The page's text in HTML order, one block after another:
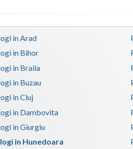
in Arad
in Bihor
in Braila
in Buzau
in Cluj
in Dambovita
in Giurgiu
in Hunedoara